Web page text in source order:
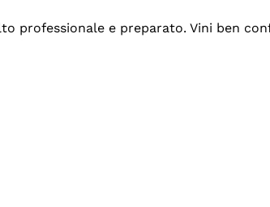
professionale e preparato. Vini ben